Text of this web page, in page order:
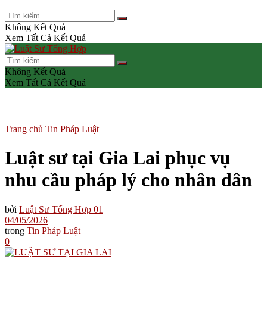
Không Kết Quả
Xem Tất Cả Kết Quả
Không Kết Quả
Xem Tất Cả Kết Quả
Trang chủ Tin Pháp Luật
Luật sư tại Gia Lai phục vụ
nhu cầu pháp lý cho nhân dân
bởi Luật Sư Tổng Hợp 01
04/05/2026
trong Tin Pháp Luật
0